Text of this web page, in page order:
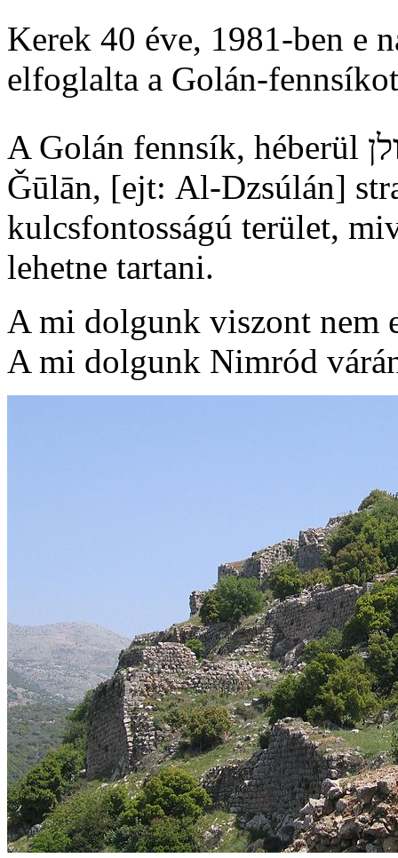
Kerek 40 éve, 1981-ben e
elfoglalta a Golán-
A Golán fennsík, héberül הגולן‎ HaGolan, arabul الجولان‎ al-
Ǧūlān, [ejt: Al-Dzsúlán]
kulcsfontosságú terület,
lehetne tartani.
A mi dolgunk viszont nem
A mi dolgunk Nimród